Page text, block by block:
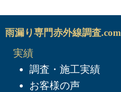
雨漏り専門赤外線調査.com
実績
調査・施工実績
お客様の声